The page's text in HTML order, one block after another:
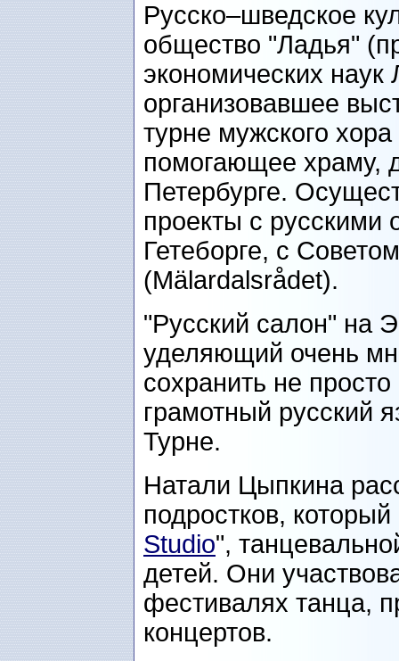
Русско–шведское
общество "Ладья"
экономических
организовавшее
турне мужского
помогающее храму,
Петербурге.
проекты с
Гетеборге, с
(Mälardalsrådet).
"Русский салон" на
уделяющий очень
сохранить не
грамотный русский
Турне.
Натали Цыпкина
подростков, который
Studio",
детей. Они
фестивалях танца,
концертов.